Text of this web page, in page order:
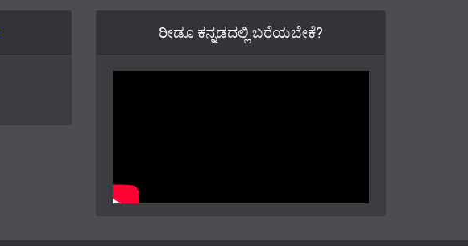
ರೀಡೂ ಕನ್ನಡದಲ್ಲಿ ಬರೆಯಬೇಕೆ?